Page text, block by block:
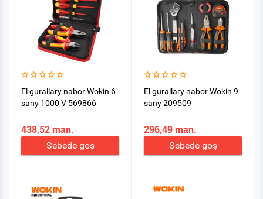
El gurallary nabor Wokin 6
sany 1000 V 569866
438,52 man.
Sebede goş
El gurallary nabor Wokin 9
sany 209509
296,49 man.
Sebede goş